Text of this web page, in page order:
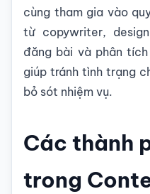
cùng tham gia vào
từ copywriter,
đăng bài và phân
giúp tránh tình trạng
bỏ sót nhiệm vụ.
Các thành
trong